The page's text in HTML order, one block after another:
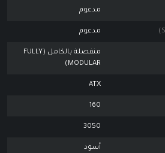
مدعوم
مدعوم
منفصلة بالكامل (FULLY
MODULAR)
ATX
160
3050
أسود